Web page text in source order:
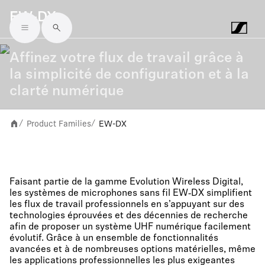
Skip to main content
EW-DX
Affinez votre flux de travail grâce à
la simplicité de configuration et à la
clarté numérique
/ Product Families/ EW-DX
Faisant partie de la gamme Evolution Wireless Digital,
les systèmes de microphones sans fil EW‑DX simplifient
les flux de travail professionnels en s’appuyant sur des
technologies éprouvées et des décennies de recherche
afin de proposer un système UHF numérique facilement
évolutif. Grâce à un ensemble de fonctionnalités
avancées et à de nombreuses options matérielles, même
les applications professionnelles les plus exigeantes